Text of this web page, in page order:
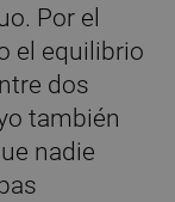
Por el
el equilibrio
dos
también
nadie